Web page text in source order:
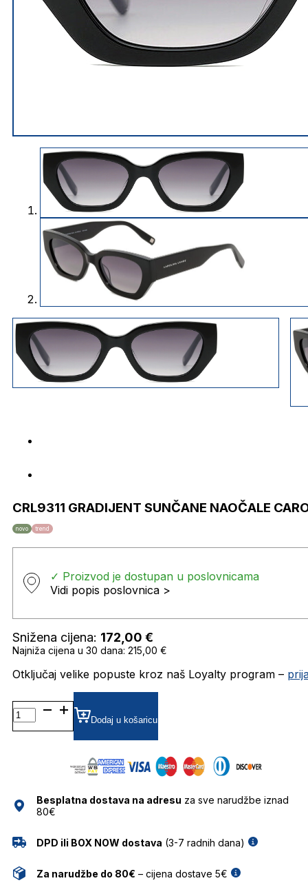
CRL9311 GRADIJENT SUNČANE NAOČALE
novo trend
✓ Proizvod je dostupan u poslovnicama
Vidi popis poslovnica >
Snižena cijena: 172,00 €
Najniža cijena u 30 dana: 215,00 €
Otključaj velike popuste kroz naš Loyalty program –
CRL9311
GRADIJENT SUNČANE
NAOČALE
Dodaj u košaricu
Besplatna dostava na adresu za sve narudžbe iznad
80€
DPD ili BOX NOW dostava (3-7 radnih dana)
Za narudžbe do 80€ – cijena dostave 5€